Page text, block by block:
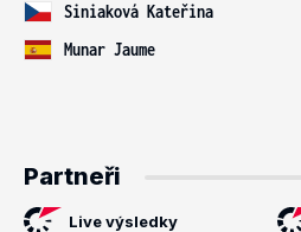
Siniaková Kateřina
Munar Jaume
Partneři
Live výsledky